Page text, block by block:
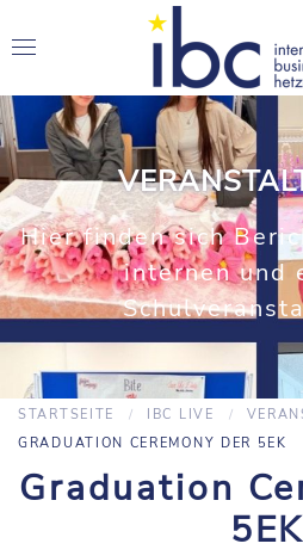
Hier finden sich
internen und
STARTSEITE IBC LIVE
GRADUATION CEREMONY DER 5EK
Graduation
5EK